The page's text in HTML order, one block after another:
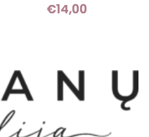
€14,00